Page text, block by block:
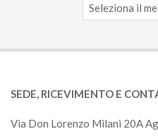
SEDE, RICEVIMENTO E
Via Don Lorenzo Milani 20A